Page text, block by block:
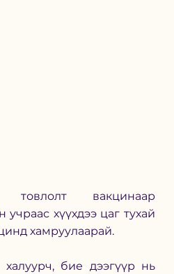
товлолт вакцинаар
учраас хүүхдээ цаг тухай
хамруулаарай.
халуурч, бие дээгүүр нь